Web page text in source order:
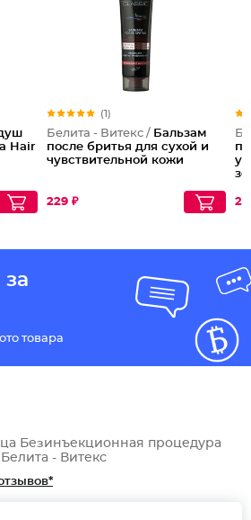
Hair
(1)
Белита - Витекс / Бальзам
после бритья для сухой и
чувствительной кожи
229 ₽
товара
Безинъекционная процедура
- Витекс